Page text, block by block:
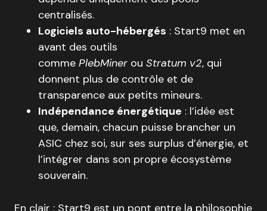
centralisés.
Logiciels auto-hébergés : Start9 met en
avant des outils
comme PlebMiner ou Stratum v2, qui
donnent plus de contrôle et de
transparence aux petits mineurs.
Indépendance énergétique : l’idée est
que, demain, chacun puisse brancher un
ASIC chez soi, sur ses surplus d’énergie, et
l’intégrer dans son propre écosystème
souverain.
En clair : Start9 est un pont entre la philosophie